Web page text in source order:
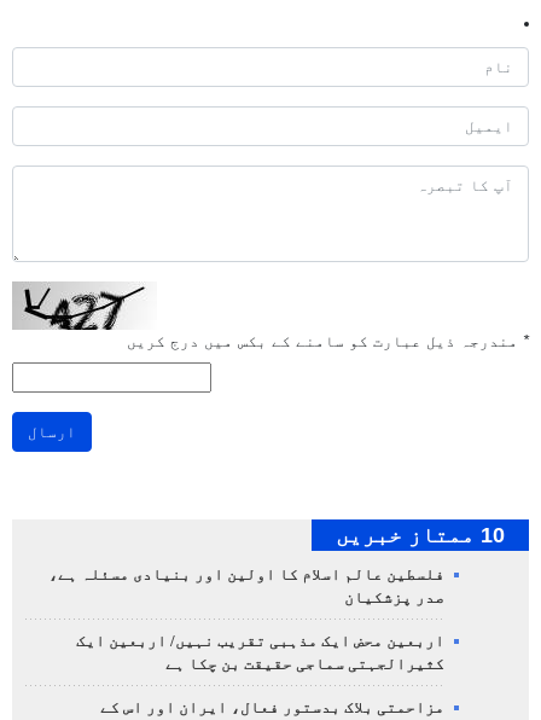
* مندرجہ ذیل عبارت کو سامنے کے بکس میں درج کریں
ارسال
10 ممتاز خبریں
فلسطین عالم اسلام کا اولین اور بنیادی مسئلہ ہے،
صدر پزشکیان
اربعین محض ایک مذہبی تقریب نہیں/ اربعین ایک
کثیرالجہتی سماجی حقیقت بن چکا ہے
مزاحمتی بلاک بدستور فعال، ایران اور اس کے